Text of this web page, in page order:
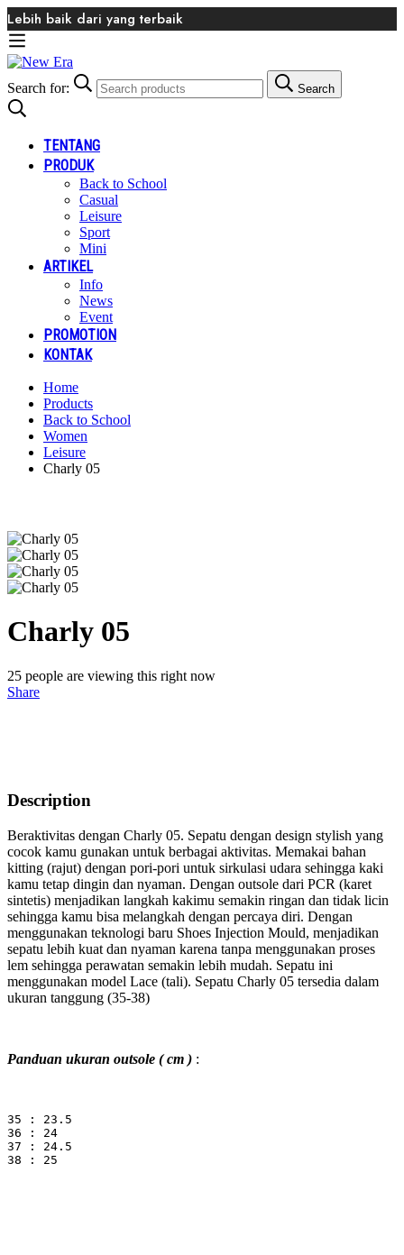
Lebih baik dari yang terbaik
Search for: Search
TENTANG
PRODUK
Back to School
Casual
Leisure
Sport
Mini
ARTIKEL
Info
News
Event
PROMOTION
KONTAK
Home
Products
Back to School
Women
Leisure
Charly 05
Charly 05
25 people are viewing this right now
Share
Description
Beraktivitas dengan Charly 05. Sepatu dengan design stylish yang
cocok kamu gunakan untuk berbagai aktivitas. Memakai bahan
kitting (rajut) dengan pori-pori untuk sirkulasi udara sehingga kaki
kamu tetap dingin dan nyaman. Dengan outsole dari PCR (karet
sintetis) menjadikan langkah kakimu semakin ringan dan tidak licin
sehingga kamu bisa melangkah dengan percaya diri. Dengan
menggunakan teknologi baru Shoes Injection Mould, menjadikan
sepatu lebih kuat dan nyaman karena tanpa menggunakan proses
lem sehingga perawatan semakin lebih mudah. Sepatu ini
menggunakan model Lace (tali). Sepatu Charly 05 tersedia dalam
ukuran tanggung (35-38)
Panduan ukuran outsole ( cm ) :
35 : 23.5
36 : 24
37 : 24.5
38 : 25